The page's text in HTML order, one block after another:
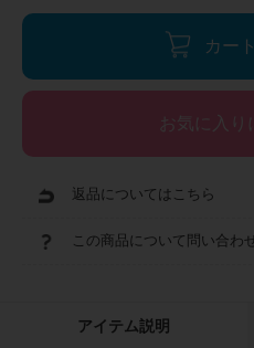
カー
返品についてはこちら
アイテム説明